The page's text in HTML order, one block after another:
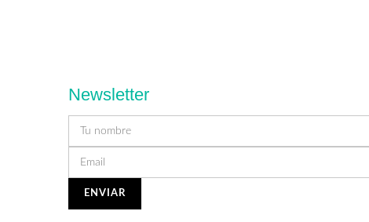
Newsletter